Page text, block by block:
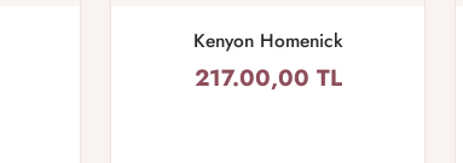
Kenyon Homenick
217.00,00 TL